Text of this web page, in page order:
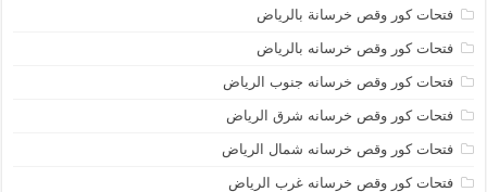
فتحات كور وقص خرسانة بالرياض
فتحات كور وقص خرسانه بالرياض
فتحات كور وقص خرسانه جنوب الرياض
فتحات كور وقص خرسانه شرق الرياض
فتحات كور وقص خرسانه شمال الرياض
فتحات كور وقص خرسانه غرب الرياض